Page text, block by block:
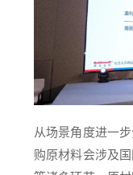
从场景角度进一
购原材料会涉及